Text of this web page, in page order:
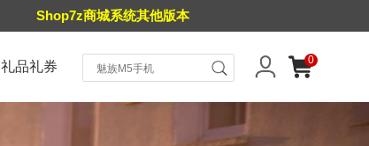
Shop7z商城系统其他版本
0
礼品礼券